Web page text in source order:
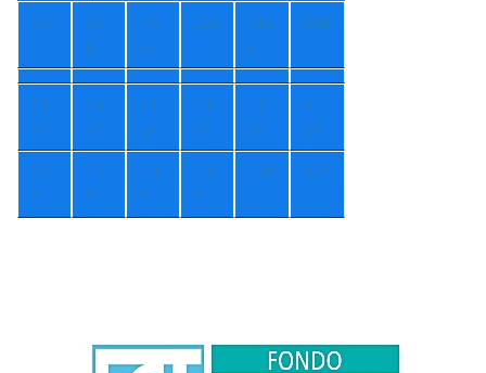
Vie
Sá
b
Do
m
Lun
Ma
r
Mié
+1
4°
+1
4°
+1
5°
+1
4°
+1
3°
+1
2°
+7
°
+7
°
+4
°
+4
°
+4° +7°